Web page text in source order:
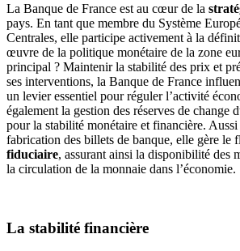
La Banque de France est au cœur de la
pays. En tant que membre du Système
Centrales, elle participe activement à la
œuvre de la politique monétaire de la zone
principal ? Maintenir la stabilité des prix et
ses interventions, la Banque de France
un levier essentiel pour réguler l’activité
également la gestion des réserves de change
pour la stabilité monétaire et financière. Aussi
fabrication des billets de banque, elle gère le
fiduciaire, assurant ainsi la disponibilité des
la circulation de la monnaie dans l’économie.
La stabilité financière